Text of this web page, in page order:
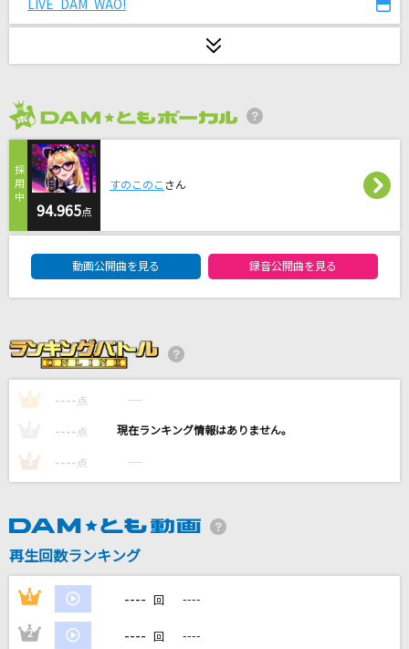
[生音]君のひとみは10000ボルト
HANZO
幸せであれ
奇跡の地球
桑田佳祐&Mr.Children
わたしの一番かわいいところ
FRUITS ZIPPER
小悪魔だってかまわない!
めいちゃん
やさしさで溢れるように
火種
キタニタツヤ
LIVE DAM WAO!
94.965点
すのこのこ さん
動画公開曲を見る 録音公開曲を見る
1 ---- 点 ----
---- 点 ----
3 ---- 点 ----
再生回数ランキング
1 ---- 回 ----
2 ---- 回 ----